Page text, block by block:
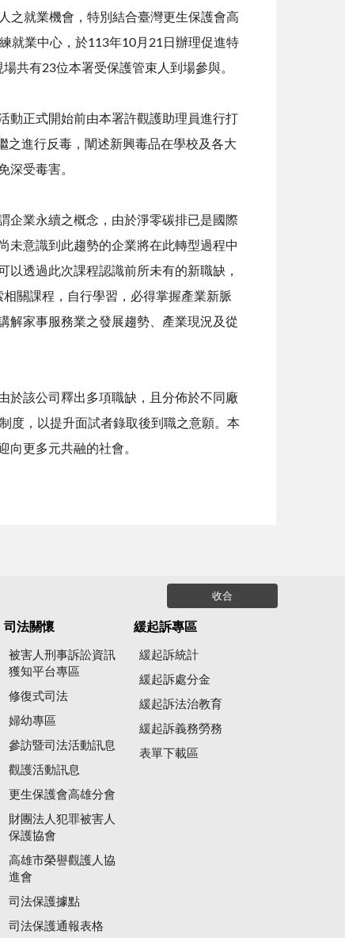
之就業機會，特別結合臺灣更生保護會高
就業中心，於113年10月21日辦理促進特
共有23位本署受保護管束人到場參與。
正式開始前由本署許觀護助理員進行打
之進行反毒，闡述新興毒品在學校及各大
深受毒害。
業永續之概念，由於淨零碳排已是國際
未意識到此趨勢的企業將在此轉型過程中
透過此次課程認識前所未有的新職缺，
關課程，自行學習，必得掌握產業新脈
解家事服務業之發展趨勢、產業現況及從
該公司釋出多項職缺，且分佈於不同廠
度，以提升面試者錄取後到職之意願。本
向更多元共融的社會。
收合
司法關懷
被害人刑事訴訟資訊
獲知平台專區
修復式司法
婦幼專區
參訪暨司法活動訊息
觀護活動訊息
更生保護會高雄分會
財團法人犯罪被害人
保護協會
高雄市榮譽觀護人協
進會
司法保護據點
司法保護通報表格
緩起訴專區
緩起訴統計
緩起訴處分金
緩起訴法治教育
緩起訴義務勞務
表單下載區